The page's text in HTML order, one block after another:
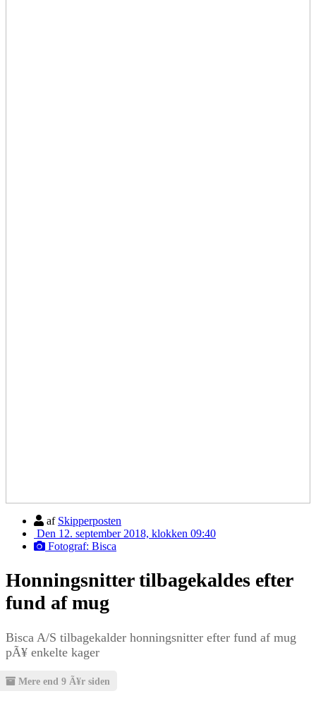
af Skipperposten
Den 12. september 2018, klokken 09:40
Fotograf: Bisca
Honningsnitter tilbagekaldes efter
fund af mug
Bisca A/S tilbagekalder honningsnitter efter fund af mug
pÃ¥ enkelte kager
Mere end 9 Ã¥r siden